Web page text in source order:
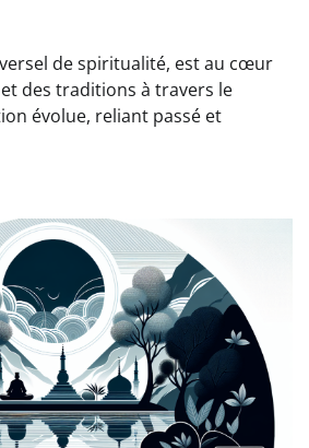
de spiritualité, est au cœur
des traditions à travers le
évolue, reliant passé et